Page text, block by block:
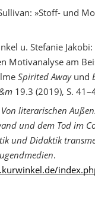
»Stoff- und
u. Stefanie
Motivanalyse am
Spirited Awayund
19.3 (2019), S.
Von literarischen
und dem Todim
und Didaktik
.